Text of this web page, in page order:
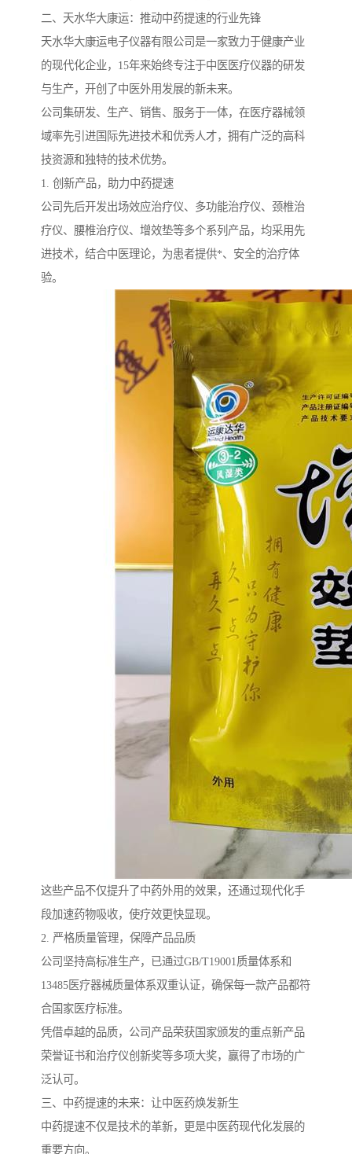
二、天水华大康运：推动中药提速的行业先锋
天水华大康运电子仪器有限公司是一家致力于健康产业
的现代化企业，15年来始终专注于中医医疗仪器的研发
与生产，开创了中医外用发展的新未来。
公司集研发、生产、销售、服务于一体，在医疗器械领
域率先引进国际先进技术和优秀人才，拥有广泛的高科
技资源和独特的技术优势。
1. 创新产品，助力中药提速
公司先后开发出场效应治疗仪、多功能治疗仪、颈椎治
疗仪、腰椎治疗仪、增效垫等多个系列产品，均采用先
进技术，结合中医理论，为患者提供*、安全的治疗体
验。
这些产品不仅提升了中药外用的效果，还通过现代化手
段加速药物吸收，使疗效更快显现。
2. 严格质量管理，保障产品品质
公司坚持高标准生产，已通过GB/T19001质量体系和
13485医疗器械质量体系双重认证，确保每一款产品都符
合国家医疗标准。
凭借卓越的品质，公司产品荣获国家颁发的重点新产品
荣誉证书和治疗仪创新奖等多项大奖，赢得了市场的广
泛认可。
三、中药提速的未来：让中医药焕发新生
中药提速不仅是技术的革新，更是中医药现代化发展的
重要方向。